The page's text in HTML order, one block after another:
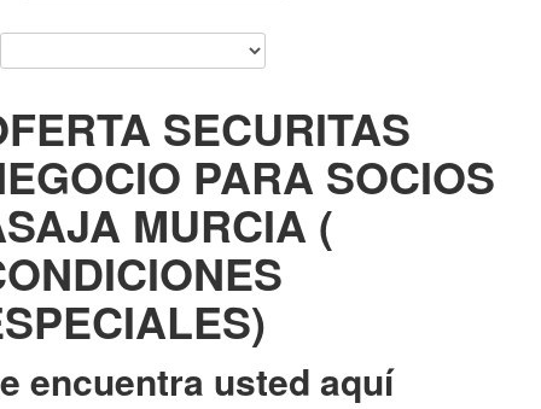
SECURITAS
PARA SOCIOS
MURCIA (
encuentra usted aquí